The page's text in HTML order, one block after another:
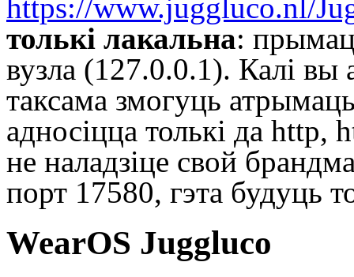
https://www.juggluco.nl/
толькі лакальна:
вузла (127.0.0.1). Калі
таксама змогуць
адносіцца толькі да
не наладзіце свой
порт 17580, гэта будуць
WearOS Juggluco